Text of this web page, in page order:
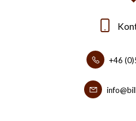
+46